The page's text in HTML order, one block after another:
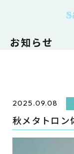
お知らせ
2025.09.08
秋メタトロン